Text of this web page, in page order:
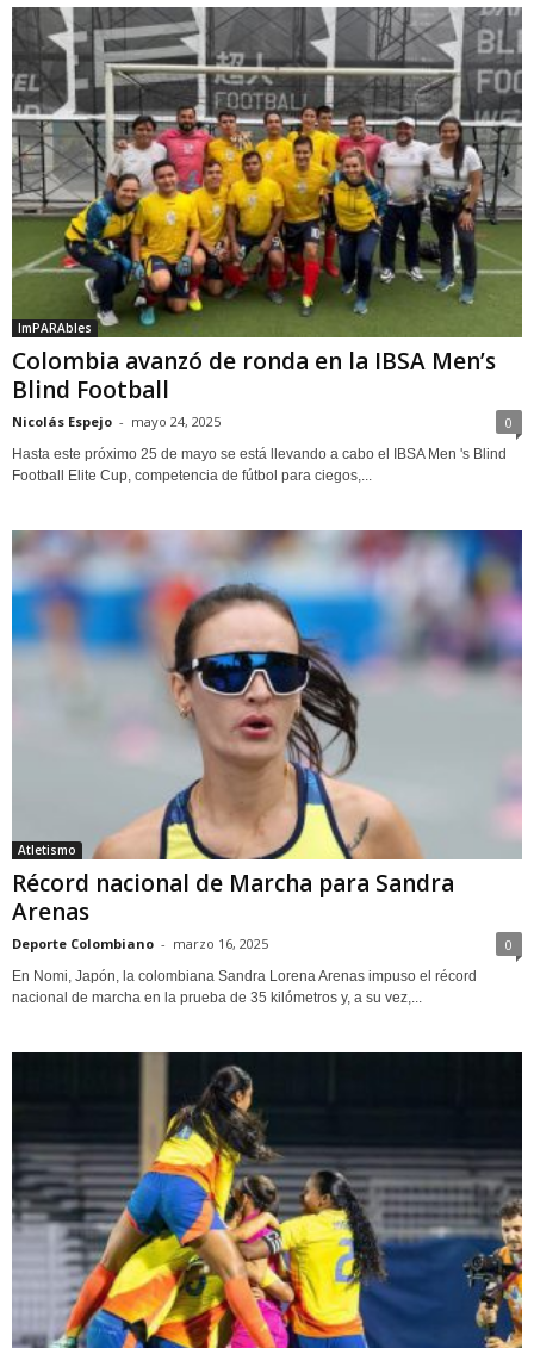
ImPARAbles
Colombia avanzó de ronda en la IBSA Men’s
Blind Football
Nicolás Espejo - mayo 24, 2025 0
Hasta este próximo 25 de mayo se está llevando a cabo el IBSA Men 's Blind
Football Elite Cup, competencia de fútbol para ciegos,...
Atletismo
Récord nacional de Marcha para Sandra
Arenas
Deporte Colombiano - marzo 16, 2025 0
En Nomi, Japón, la colombiana Sandra Lorena Arenas impuso el récord
nacional de marcha en la prueba de 35 kilómetros y, a su vez,...